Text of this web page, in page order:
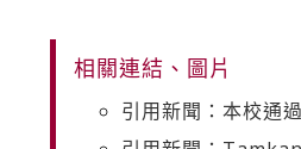
相關連結、圖片
引用新聞：本校通